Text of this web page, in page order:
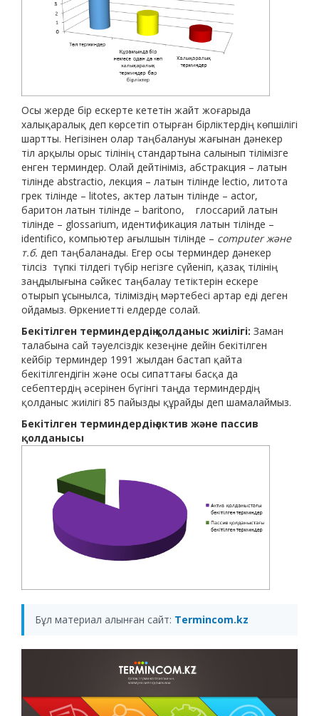
Осы жерде бір ескерте кететін жайт жоғарыда
халықаралық деп көрсетіп отырған бірліктердің көпшілігі
шартты. Негізінен олар таңбалануы жағынан дәнекер
тіл арқылы орыс тілінің стандартына салынып тілімізге
енген терминдер. Олай дейтініміз, абстракция – латын
тілінде abstractio, лекция – латын тілінде lectio, литота
грек тілінде – litotes, актер латын тілінде – actor,
баритон латын тілінде – baritono, глоссарий латын
тілінде – glossarium, идентификация латын тілінде –
identifico, компьютер ағылшын тілінде – computer және
т.б. деп таңбаланады. Егер осы терминдер дәнекер
тілсіз түпкі тілдегі түбір негізге сүйеніп, қазақ тілінің
заңдылығына сәйкес таңбалау тетіктерін ескере
отырып ұсынылса, тіліміздің мәртебесі артар еді деген
ойдамыз. Өркениетті елдерде солай.
Бекітілген терминдердің қолданыс жиілігі: Заман
талабына сай тәуелсіздік кезеңіне дейін бекітілген
кейбір терминдер 1991 жылдан бастап қайта
бекітілгендігін және осы сипаттағы басқа да
себептердің әсерінен бүгінгі таңда терминдердің
қолданыс жиілігі 85 пайызды құрайды деп шамалаймыз.
Бекітілген терминдердің актив және пассив
қолданысы
Бұл материал алынған сайт: Termincom.kz